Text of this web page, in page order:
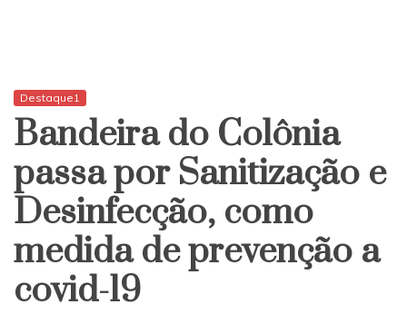
Destaque1
Bandeira do Colônia
passa por Sanitização e
Desinfecção, como
medida de prevenção a
covid-19